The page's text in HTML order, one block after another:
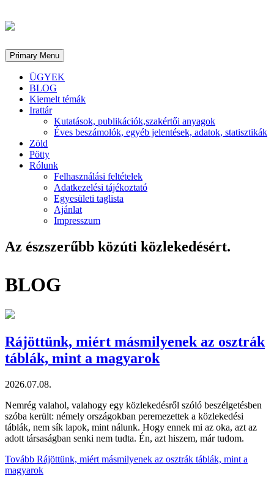
Primary Menu
ÜGYEK
BLOG
Kiemelt témák
Irattár
Kutatások, publikációk,szakértői anyagok
Éves beszámolók, egyéb jelentések, adatok, statisztikák
Zöld
Pötty
Rólunk
Felhasználási feltételek
Adatkezelési tájékoztató
Egyesületi taglista
Ajánlat
Impresszum
Az észszerűbb közúti közlekedésért.
BLOG
Rájöttünk, miért másmilyenek az osztrák
táblák, mint a magyarok
2026.07.08.
Nemrég valahol, valahogy egy közlekedésről szóló beszélgetésben
szóba került: némely országokban peremezettek a közlekedési
táblák, nem sík lapok, mint nálunk. Hogy ennek mi az oka, azt az
adott társaságban senki nem tudta. Én, azt hiszem, már tudom.
Tovább Rájöttünk, miért másmilyenek az osztrák táblák, mint a
magyarok